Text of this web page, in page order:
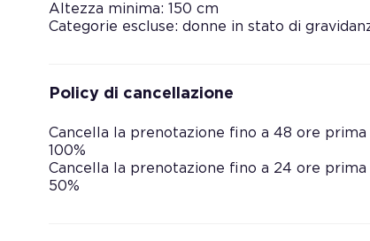
Altezza minima: 150 cm
Categorie escluse: donne in stato di
Policy di cancellazione
Cancella la prenotazione fino a 48 ore
100%
Cancella la prenotazione fino a 24 ore
50%